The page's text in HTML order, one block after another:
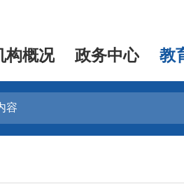
构概况 政务中心 教